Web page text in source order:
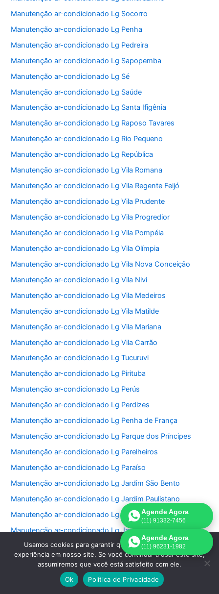
Manutenção ar-condicionado Lg Socorro
Manutenção ar-condicionado Lg Penha
Manutenção ar-condicionado Lg Pedreira
Manutenção ar-condicionado Lg Sapopemba
Manutenção ar-condicionado Lg Sé
Manutenção ar-condicionado Lg Saúde
Manutenção ar-condicionado Lg Santa Ifigênia
Manutenção ar-condicionado Lg Raposo Tavares
Manutenção ar-condicionado Lg Rio Pequeno
Manutenção ar-condicionado Lg República
Manutenção ar-condicionado Lg Vila Romana
Manutenção ar-condicionado Lg Vila Regente Feijó
Manutenção ar-condicionado Lg Vila Prudente
Manutenção ar-condicionado Lg Vila Progredior
Manutenção ar-condicionado Lg Vila Pompéia
Manutenção ar-condicionado Lg Vila Olímpia
Manutenção ar-condicionado Lg Vila Nova Conceição
Manutenção ar-condicionado Lg Vila Nivi
Manutenção ar-condicionado Lg Vila Medeiros
Manutenção ar-condicionado Lg Vila Matilde
Manutenção ar-condicionado Lg Vila Mariana
Manutenção ar-condicionado Lg Vila Carrão
Manutenção ar-condicionado Lg Tucuruvi
Manutenção ar-condicionado Lg Pirituba
Manutenção ar-condicionado Lg Perús
Manutenção ar-condicionado Lg Perdizes
Manutenção ar-condicionado Lg Penha de França
Manutenção ar-condicionado Lg Parque dos Príncipes
Manutenção ar-condicionado Lg Parelheiros
Manutenção ar-condicionado Lg Paraíso
Manutenção ar-condicionado Lg Jardim São Bento
Manutenção ar-condicionado Lg Jardim Paulistano
Manutenção ar-condicionado Lg Jardim Paulista
Manutenção ar-condicionado Lg Jardim Morumbi
Manutenção ar-condicionado Lg Jardim Fonte do Morumbi
Manutenção ar-condicionado Lg Jardim Europa
Manutenção ar-condicionado Lg Jardim das Perdizes
Agende Agora
(11) 91332-7456
Agende Agora
(11) 96231-1982
Usamos cookies para garantir que oferecemos a melhor
experiência em nosso site. Se você continuar a usar este site,
assumiremos que você está satisfeito com ele.
Ok
Política de Privacidade